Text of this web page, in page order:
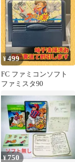
¥499
FC ファミコンソフト
ファミスタ90
¥750